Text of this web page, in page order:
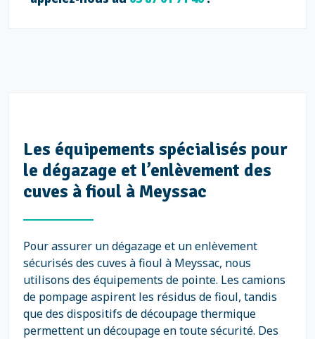
Les équipements spécialisés pour
le dégazage et l’enlèvement des
cuves à fioul à Meyssac
Pour assurer un dégazage et un enlèvement
sécurisés des cuves à fioul à Meyssac, nous
utilisons des équipements de pointe. Les camions
de pompage aspirent les résidus de fioul, tandis
que des dispositifs de découpage thermique
permettent un découpage en toute sécurité. Des